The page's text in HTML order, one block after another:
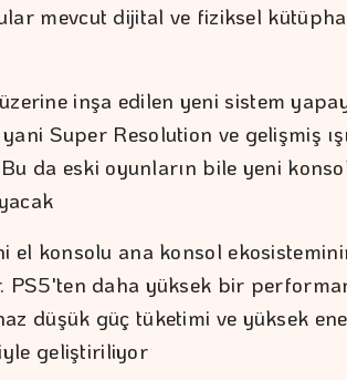
mevcut dijital ve fiziksel
inşa edilen yeni sistem
Super Resolution ve gelişmiş
da eski oyunların bile yeni
el konsolu ana konsol
PS5'ten daha yüksek bir
düşük güç tüketimi ve yüksek
geliştiriliyor